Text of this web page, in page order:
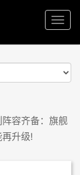
容齐备：旗舰
升级!